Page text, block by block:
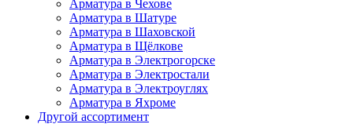
Арматура в Чехове
Арматура в Шатуре
Арматура в Шаховской
Арматура в Щёлкове
Арматура в Электрогорске
Арматура в Электростали
Арматура в Электроуглях
Арматура в Яхроме
Другой ассортимент